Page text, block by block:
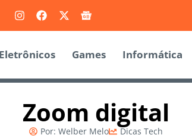
Eletrônicos Games Informática
Zoom digital
Por: Welber Melo Dicas Tech